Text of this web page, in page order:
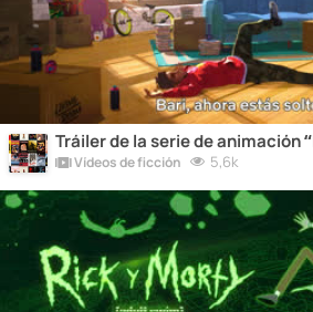
Tráiler de la serie de animación
Vídeos de ficción 5,6k